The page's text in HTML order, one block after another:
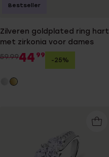
Zilveren goldplated ring hart
met zirkonia voor dames
59.9944 99
-25%
Bestseller